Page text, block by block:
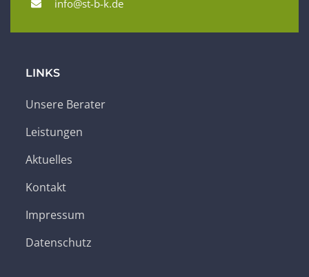
info@st-b-k.de
LINKS
Unsere Berater
Leistungen
Aktuelles
Kontakt
Impressum
Datenschutz